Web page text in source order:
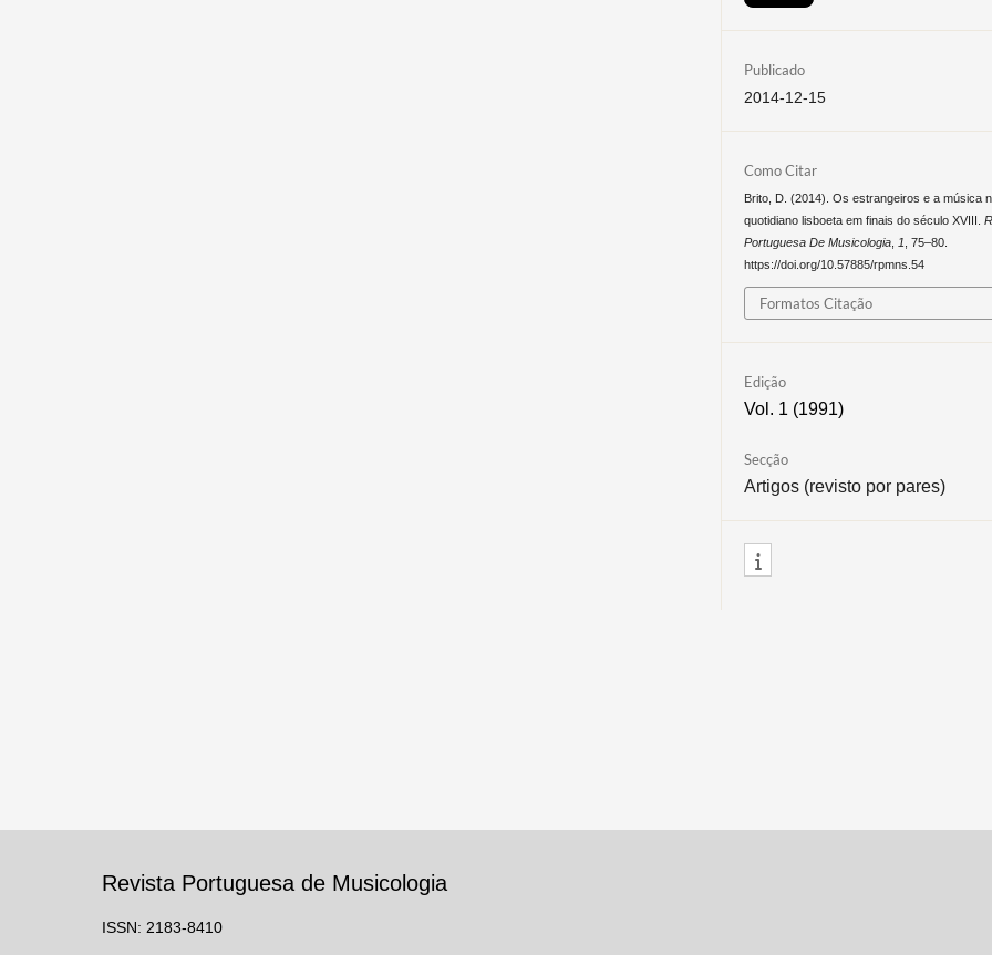
Publicado
2014-12-15
Como Citar
Brito, D. (2014). Os estrangeiros e a música
quotidiano lisboeta em finais do século XVIII.
Portuguesa De Musicologia 1 , 75–80.
https://doi.org/10.57885/rpmns.54
Formatos Citação
Edição
Vol. 1 (1991)
Secção
Artigos (revisto por pares)
Revista Portuguesa de Musicologia
ISSN: 2183-8410